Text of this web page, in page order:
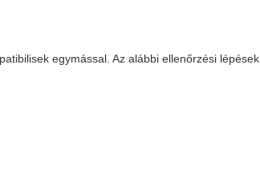
egymással. Az alábbi ellenőrzési lépések